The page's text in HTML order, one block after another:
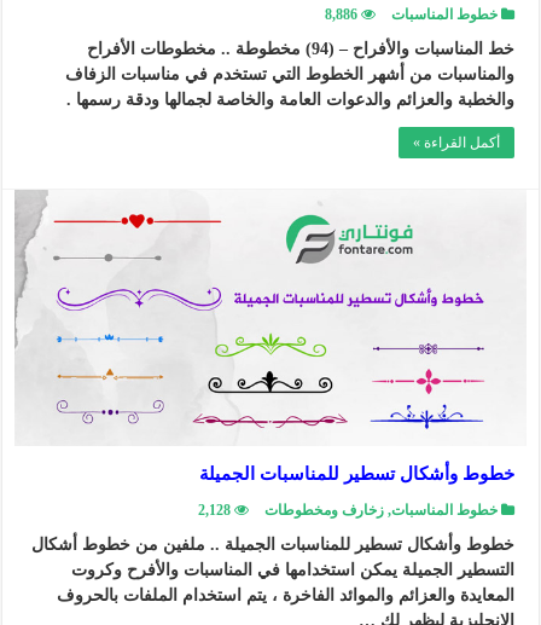
خطوط المناسبات 8,886
خط المناسبات والأفراح – (94) مخطوطة .. مخطوطات الأفراح
والمناسبات من أشهر الخطوط التي تستخدم في مناسبات الزفاف
والخطبة والعزائم والدعوات العامة والخاصة لجمالها ودقة رسمها .
أكمل القراءة »
خطوط وأشكال تسطير للمناسبات الجميلة
خطوط المناسبات,زخارف ومخطوطات 2,128
خطوط وأشكال تسطير للمناسبات الجميلة .. ملفين من خطوط أشكال
التسطير الجميلة يمكن استخدامها في المناسبات والأفرح وكروت
المعايدة والعزائم والموائد الفاخرة ، يتم استخدام الملفات بالحروف
الإنجليزية ليظهر لك …